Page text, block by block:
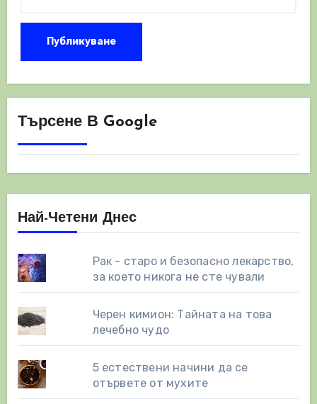
Търсене В Google
Най-Четени Днес
Рак - старо и безопасно лекарство,
за което никога не сте чували
Черен кимион: Тайната на това
лечебно чудо
5 естествени начини да се
отървете от мухите